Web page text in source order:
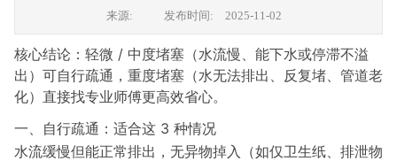
来源: 发布时间: 2025-11-02
核心结论：轻微 / 中度堵塞（水流慢、能下水或停滞不溢
出）可自行疏通，重度堵塞（水无法排出、反复堵、管道老
化）直接找专业师傅更高效省心。
一、自行疏通：适合这 3 种情况
水流缓慢但能正常排出，无异物掉入（如仅卫生纸、排泄物